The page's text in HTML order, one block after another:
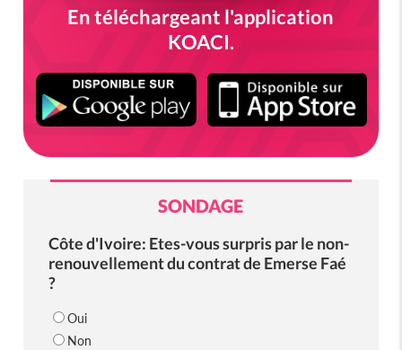
En téléchargeant l'application
KOACI.
SONDAGE
Côte d'Ivoire: Etes-vous surpris par le non-
renouvellement du contrat de Emerse Faé
?
Oui
Non